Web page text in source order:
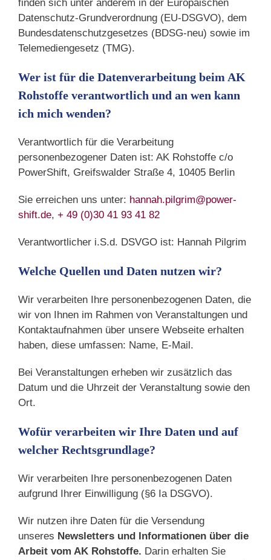
finden sich unter anderem in der Europäischen
Datenschutz-Grundverordnung (EU-DSGVO), dem
Bundesdatenschutzgesetzes (BDSG-neu) sowie im
Telemediengesetz (TMG).
Wer ist für die Datenverarbeitung beim AK
Rohstoffe verantwortlich und an wen kann
ich mich wenden?
Verantwortlich für die Verarbeitung
personenbezogener Daten ist: AK Rohstoffe c/o
PowerShift, Greifswalder Straße 4, 10405 Berlin
Sie erreichen uns unter: hannah.pilgrim@power-
shift.de, + 49 (0)30 41 93 41 82
Verantwortlicher i.S.d. DSVGO ist: Hannah Pilgrim
Welche Quellen und Daten nutzen wir?
Wir verarbeiten Ihre personenbezogenen Daten, die
wir von Ihnen im Rahmen von Veranstaltungen und
Kontaktaufnahmen über unsere Webseite erhalten
haben, diese umfassen: Name, E-Mail.
Bei Veranstaltungen erheben wir zusätzlich das
Datum und die Uhrzeit der Veranstaltung sowie den
Ort.
Wofür verarbeiten wir Ihre Daten und auf
welcher Rechtsgrundlage?
Wir verarbeiten Ihre personenbezogenen Daten
aufgrund Ihrer Einwilligung (§6 Ia DSGVO).
Wir nutzen ihre Daten für die Versendung
unseres Newsletters und Informationen über die
Arbeit vom AK Rohstoffe. Darin erhalten Sie